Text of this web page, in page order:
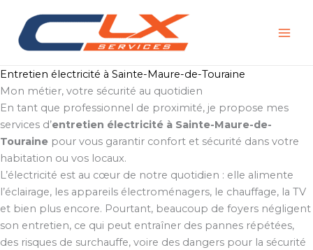
contenu
Entretien électricité à Sainte-Maure-de-Touraine
Mon métier, votre sécurité au quotidien
En tant que professionnel de proximité, je propose mes
services d’entretien électricité à Sainte-Maure-de-
Touraine pour vous garantir confort et sécurité dans votre
habitation ou vos locaux.
L’électricité est au cœur de notre quotidien : elle alimente
l’éclairage, les appareils électroménagers, le chauffage, la TV
et bien plus encore. Pourtant, beaucoup de foyers négligent
son entretien, ce qui peut entraîner des pannes répétées,
des risques de surchauffe, voire des dangers pour la sécurité